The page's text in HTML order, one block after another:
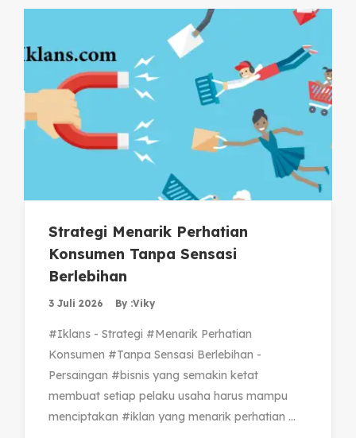
Strategi Menarik Perhatian
Konsumen Tanpa Sensasi
Berlebihan
3 Juli 2026 By :Viky
#Iklans - Strategi #Menarik Perhatian
Konsumen #Tanpa Sensasi Berlebihan -
Persaingan #bisnis yang semakin ketat
membuat setiap pelaku usaha harus mampu
menciptakan #iklan yang menarik perhatian ...